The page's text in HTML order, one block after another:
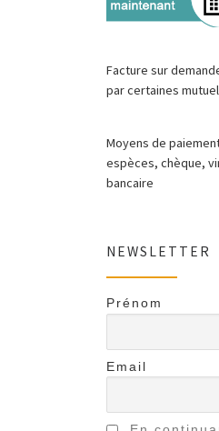
Facture sur
par certaines
Moyens de
espèces, chèque,
bancaire
NEWSLETTER
Prénom
Email